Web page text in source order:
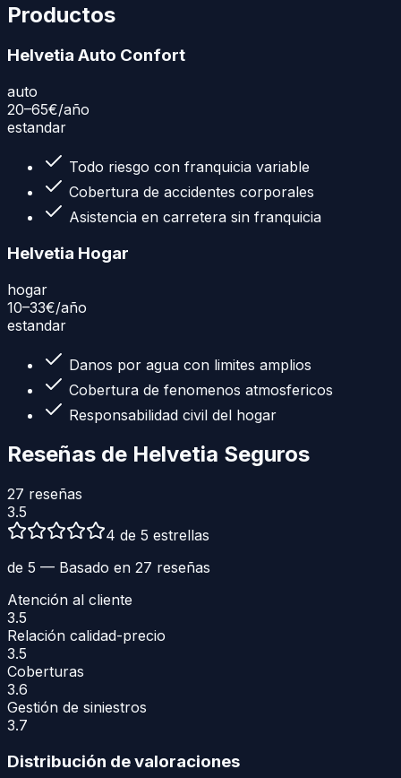
Productos
Helvetia Auto Confort
auto
20–65€/año
estandar
Todo riesgo con franquicia variable
Cobertura de accidentes corporales
Asistencia en carretera sin franquicia
Helvetia Hogar
hogar
10–33€/año
estandar
Danos por agua con limites amplios
Cobertura de fenomenos atmosfericos
Responsabilidad civil del hogar
Reseñas de Helvetia Seguros
27 reseñas
3.5
4 de 5 estrellas
de 5 — Basado en 27 reseñas
Atención al cliente
3.5
Relación calidad-precio
3.5
Coberturas
3.6
Gestión de siniestros
3.7
Distribución de valoraciones